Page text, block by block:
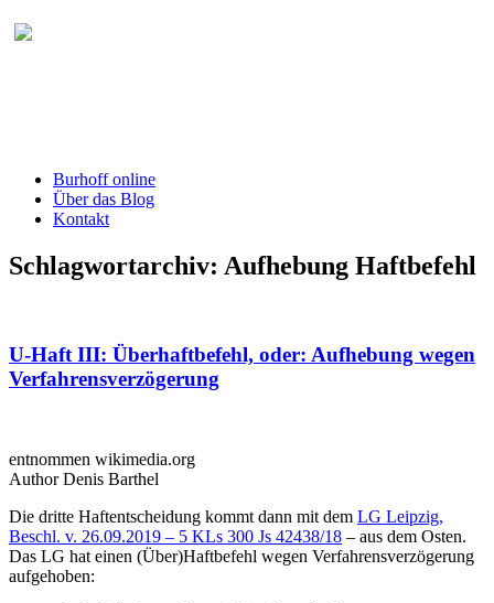
Burhoff online
Über das Blog
Kontakt
Schlagwortarchiv: Aufhebung Haftbefehl
U-Haft III: Überhaftbefehl, oder: Aufhebung wegen
Verfahrensverzögerung
entnommen wikimedia.org
Author Denis Barthel
Die dritte Haftentscheidung kommt dann mit dem LG Leipzig,
Beschl. v. 26.09.2019 – 5 KLs 300 Js 42438/18 – aus dem Osten.
Das LG hat einen (Über)Haftbefehl wegen Verfahrensverzögerung
aufgehoben: